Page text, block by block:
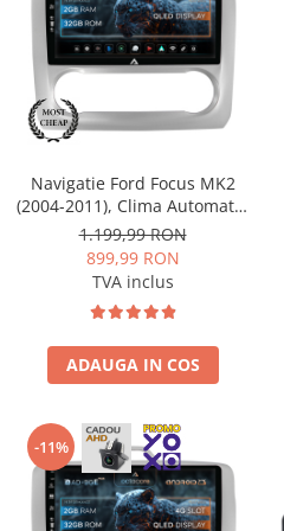
Nissan
Mitsubishi
Mazda
Isuzu
Chrysler
Subaru
Navigatie Ford Focus MK2
(2004-2011), Clima Automata,
Android, P-Octacore / 2GB
RAM + 32GB ROM, 9 Inch -
AD-BGP9002+AD-BGRKIT117
1.199,99 RON
899,99 RON
TVA inclus
ADAUGA IN COS
-11%